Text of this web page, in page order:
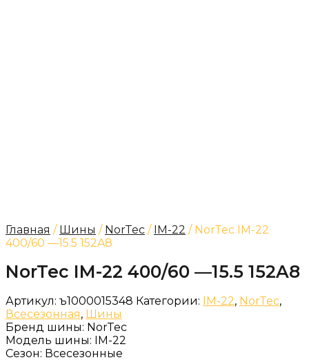
Главная / Шины / NorTec / IM-22 / NorTec IM-22
400/60 —15.5 152A8
NorTec IM-22 400/60 —15.5 152A8
Артикул: ъ1000015348 Категории: IM-22, NorTec,
Всесезонная, Шины
Бренд шины: NorTec
Модель шины: IM-22
Сезон: Всесезонные